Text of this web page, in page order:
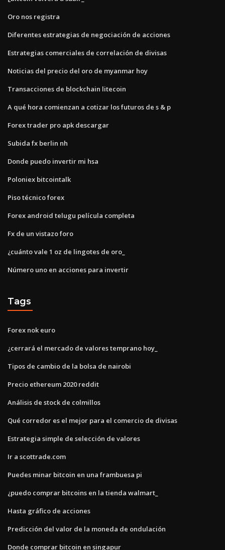
Oro nos registra
Diferentes estrategias de negociación de acciones
Estrategias comerciales de correlación de divisas
Noticias del precio del oro de myanmar hoy
Transacciones de blockchain litecoin
A qué hora comienzan a cotizar los futuros de s & p
Forex trader pro apk descargar
Subida fx berlin nh
Donde puedo invertir mi hsa
Poloniex bitcointalk
Piso técnico forex
Forex android telugu película completa
Fx de un vistazo foro
¿cuánto vale 1 oz de lingotes de oro_
Número uno en acciones para invertir
Tags
Forex nok euro
¿cerrará el mercado de valores temprano hoy_
Tipos de cambio de la bolsa de nairobi
Precio ethereum 2020 reddit
Análisis de stock de colmillos
Qué corredor es el mejor para el comercio de divisas
Estrategia simple de selección de valores
Ir a scottrade.com
Puedes minar bitcoin en una frambuesa pi
¿puedo comprar bitcoins en la tienda walmart_
Hasta gráfico de acciones
Predicción del valor de la moneda de ondulación
Donde comprar bitcoin en singapur